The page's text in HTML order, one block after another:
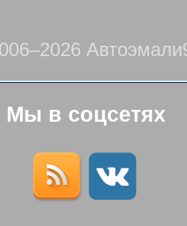
Мы в соцсетях